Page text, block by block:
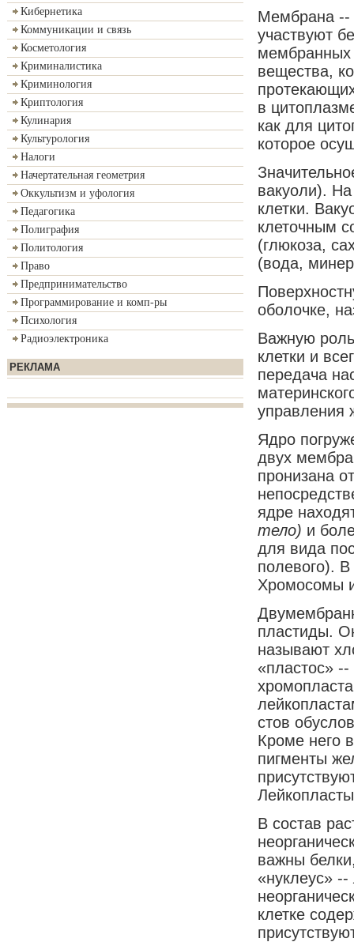
Кибернетика
Коммуникации и связь
Косметология
Криминалистика
Криминология
Криптология
Кулинария
Культурология
Налоги
Начертательная геометрия
Оккультизм и уфология
Педагогика
Полиграфия
Политология
Право
Предпринимательство
Программирование и комп-ры
Психология
Радиоэлектроника
РЕКЛАМА
Мембрана --
участвуют
мембранных
вещества,
в
как для
которое
вакуоли).
клетки.
клеточным
(глюкоза,
(вода,
оболочке,
Важную роль
клетки и
передача
управления
Ядро
двух
пронизана
ядре
тело) и
для вида
полевого).
Хромосомы
пластиды.
называют
«пластос» --
стов
Кроме него
пигменты
В состав
важны
«нуклеус» --
клетке